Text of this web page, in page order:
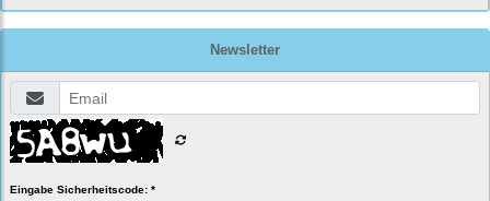
Newsletter
Eingabe Sicherheitscode: *